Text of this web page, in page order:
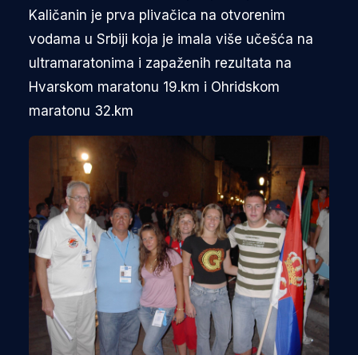
Kaličanin je prva plivačica na otvorenim
vodama u Srbiji koja je imala više učešća na
ultramaratonima i zapaženih rezultata na
Hvarskom maratonu 19.km i Ohridskom
maratonu 32.km